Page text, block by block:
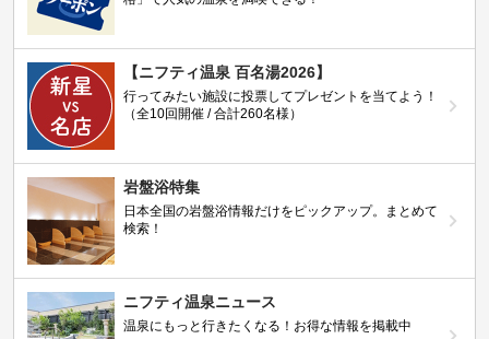
【ニフティ温泉 百名湯2026】
行ってみたい施設に投票してプレゼントを当てよう！
（全10回開催 / 合計260名様）
岩盤浴特集
日本全国の岩盤浴情報だけをピックアップ。まとめて
検索！
ニフティ温泉ニュース
温泉にもっと行きたくなる！お得な情報を掲載中